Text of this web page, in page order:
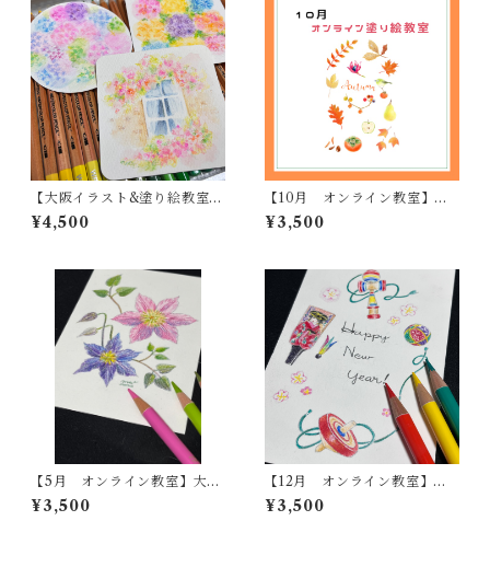
【大阪イラスト&塗り絵教室】
水彩色鉛筆の基礎
¥4,500
【10月 オンライン教室】大
人のアート塗り絵
¥3,500
【5月 オンライン教室】大人
のアート塗り絵
¥3,500
【12月 オンライン教室】大
人のアート塗り絵
¥3,500